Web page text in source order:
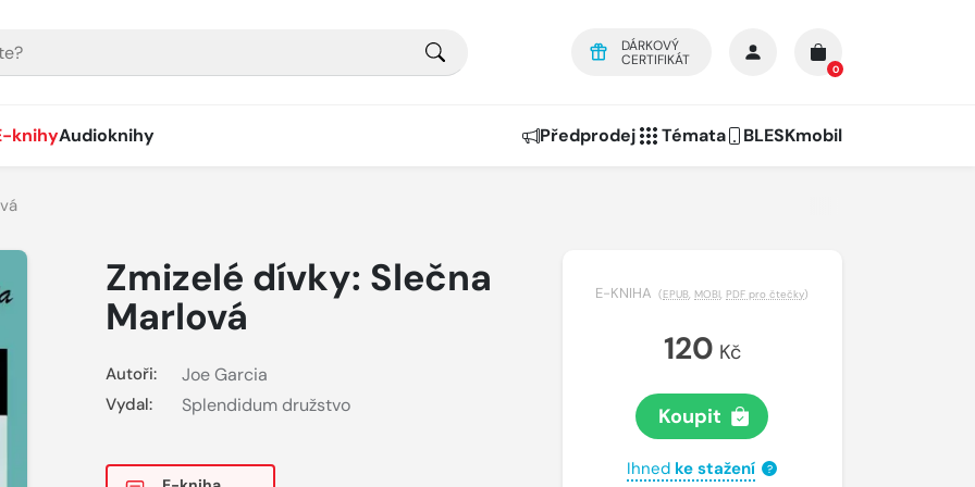
DÁRKOVÝ
CERTIFIKÁT
0
knihyAudioknihy Předprodej Témata BLESKmobil
Zmizelé dívky: Slečna
Marlová
Autoři: Joe Garcia
Vydal: Splendidum družstvo
E-KNIHA (EPUB, MOBI, PDF pro čtečky)
120 Kč
Koupit
Ihned ke stažení ?